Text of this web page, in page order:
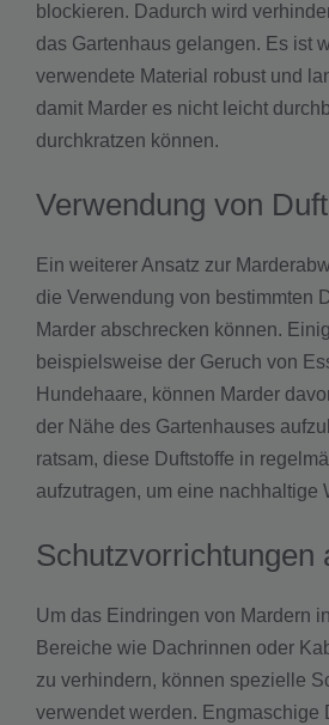
blockieren. Dadurch wird
das Gartenhaus gelangen. Es ist
verwendete Material robust und
damit Marder es nicht leicht
durchkratzen können.
Verwendung von
Ein weiterer Ansatz zur
die Verwendung von bestimmten
Marder abschrecken können.
beispielsweise der Geruch von
Hundehaare, können Marder
der Nähe des Gartenhauses
ratsam, diese Duftstoffe in
aufzutragen, um eine nachhaltige
Schutzvorrichtungen
Um das Eindringen von Mardern
Bereiche wie Dachrinnen oder
zu verhindern, können spezielle
verwendet werden. Engmaschige